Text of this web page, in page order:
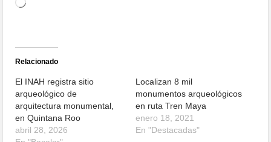
Relacionado
El INAH registra sitio
arqueológico de
arquitectura monumental,
en Quintana Roo
abril 28, 2026
Localizan 8 mil
monumentos arqueológicos
en ruta Tren Maya
enero 18, 2021
En "Destacadas"